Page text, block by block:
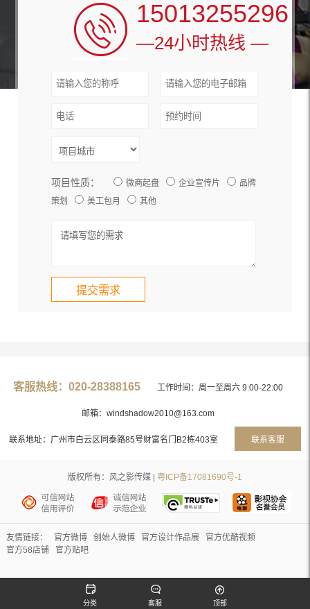
15013255296
—24小时热线 —
项目性质： 微商起盘 企业宣传片
品牌
策划
美工包月 其他
客服热线：020-28388165 工作时间：周一至周六 9:00-22:00
邮箱：windshadow2010@163.com
联系地址：广州市白云区同泰路85号财富名门B2栋403室 联系客服
版权所有：风之影传媒 | 粤ICP备17081690号-1
友情链接： 官方微博 创始人微博 官方设计作品展
官方优酷视频
官方58店铺
官方贴吧
分类 客服 顶部